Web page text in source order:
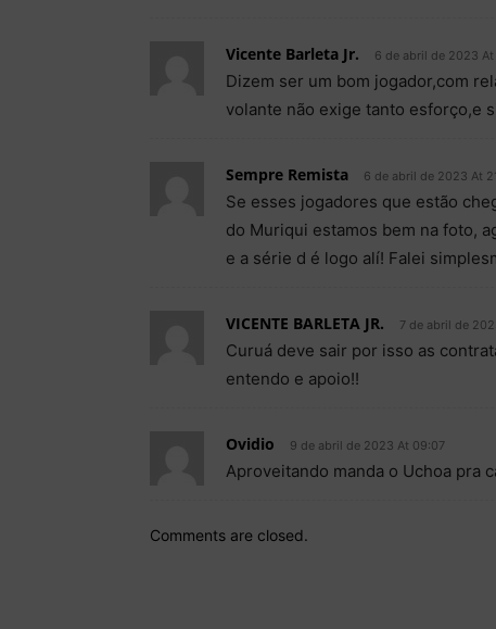
Vicente Barleta Jr. 6 de abril de 2023
Dizem ser um bom jogador,com
volante não exige tanto esforço,e
Sempre Remista 6 de abril de 2023 At
Se esses jogadores que estão
do Muriqui estamos bem na foto,
e a série d é logo alí! Falei
VICENTE BARLETA JR. 7 de abril de
Curuá deve sair por isso as
entendo e apoio!!
Ovidio 9 de abril de 2023 At 09:07
Aproveitando manda o Uchoa pra
Comments are closed.